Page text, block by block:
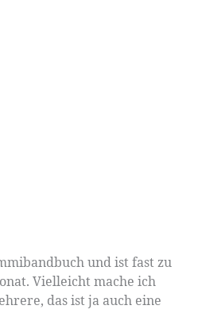
und ist fast zu
Vielleicht mache ich
das ist ja auch eine